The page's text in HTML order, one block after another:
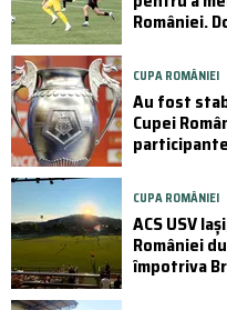
României.
CUPA ROMÂNIEI
Au fost
Cupei
CUPA ROMÂNIEI
ACS USV
României
împotriva